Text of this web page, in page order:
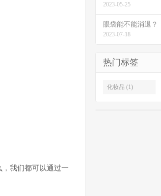
我们都可以通过一
2023-05-25
眼袋能不能消退？
2023-07-18
热门标签
化妆品 (1)